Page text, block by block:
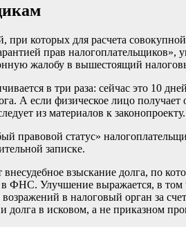
при которых для расчета
прав налогоплательщиков»,
жалобу в вышестоящий
в три раза: сейчас это 10
А если физическое лицо
из материалов к законопроекту.
правовой статус»
записке.
взыскание долга, по
ФНС. Улучшение выражается, в том
в налоговый орган за
долга в исковом, а не приказном